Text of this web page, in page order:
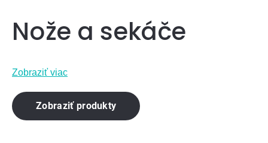
Nože a sekáče
Zobraziť viac
Zobraziť produkty